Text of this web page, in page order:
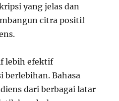
yang jelas dan
citra positif
lebih efektif
berlebihan. Bahasa
dari berbagai latar